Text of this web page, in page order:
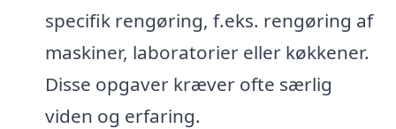
specifik rengøring, f.eks. rengøring af
maskiner, laboratorier eller køkkener.
Disse opgaver kræver ofte særlig
viden og erfaring.